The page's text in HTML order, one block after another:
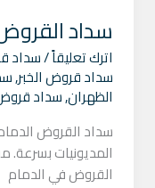
سداد
اترك تعليقاً/سداد
سداد قروض الخبر,
الظهران,سداد
سداد القروض
المديونيات بسرعة.
القروض في الدمام